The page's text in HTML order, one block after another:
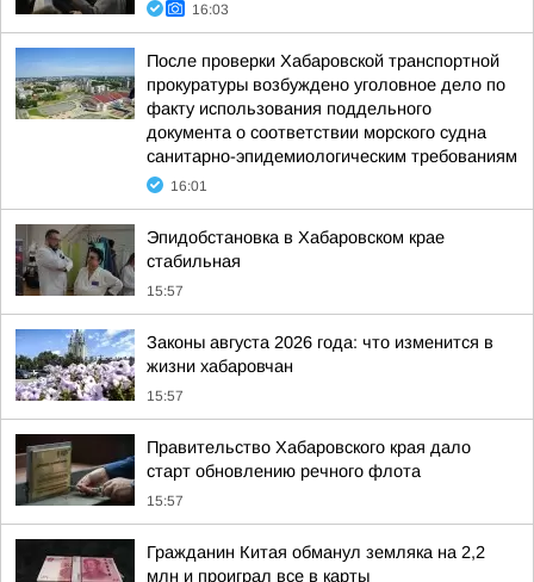
16:03
После проверки Хабаровской транспортной
прокуратуры возбуждено уголовное дело по
факту использования поддельного
документа о соответствии морского судна
санитарно-эпидемиологическим требованиям
16:01
Эпидобстановка в Хабаровском крае
стабильная
15:57
Законы августа 2026 года: что изменится в
жизни хабаровчан
15:57
Правительство Хабаровского края дало
старт обновлению речного флота
15:57
Гражданин Китая обманул земляка на 2,2
млн и проиграл все в карты